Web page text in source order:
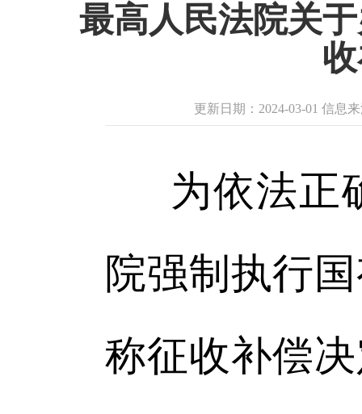
最高人民法院关
更新日期：2024-03-01 信息
为依法正
院强制执行
称征收补偿